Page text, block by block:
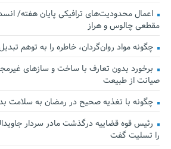
اعمال محدودیت‌های ترافیکی پایان هفته/
مقطعی چالوس و هراز
چگونه مواد روان‌گردان، خاطره را به توهم
برخورد بدون تعارف با ساخت‌ و سازهای
صیانت از طبیعت
چگونه با تغذیه صحیح در رمضان به سلامت
رئیس قوه قضاییه درگذشت مادر سردار
را تسلیت گفت